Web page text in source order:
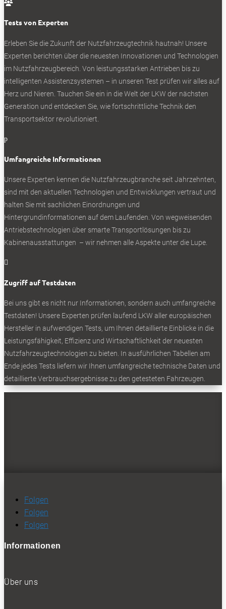
Ich akzeptiere die
SOCIALS
Folgen
Folgen
Folgen
- Werbung -
BELIEBTE NEWS
BELIEBTE TESTS

Tests von Experten
Erleben Sie die Zukunft der Nutzfahrzeugtechnik hautnah! Unsere
Experten berichten über die neuesten Innovationen und Technologien
im Nutzfahrzeugbereich. Von leistungsstarken Antrieben bis zu
intelligenten Assistenzsystemen – in unseren Test prüfen wir alles auf
Herz und Nieren. Tauchen Sie ein in die Welt der LKW der nächsten
Generation und entdecken Sie, wie fortschrittliche Technik den
Transportsektor revolutioniert.
p
Umfangreiche Informationen
Unsere Experten kennen die Nutzfahrzeugbranche seit Jahrzehnten,
sind mit den aktuellen Technologien und Entwicklungen vertraut und
halten Sie mit sachlichen Einordnungen und
Hintergrundinformationen auf dem Laufenden. Von wegweisenden
Antriebstechnologien über smarte Transportlösungen bis zu
Kabinenausstattungen – wir nehmen alle Aspekte unter die Lupe.

Zugriff auf Testdaten
Bei uns gibt es nicht nur Informationen, sondern auch umfangreiche
Testdaten! Unsere Experten prüfen laufend LKW aller europäischen
Hersteller in aufwendigen Tests, um Ihnen detaillierte Einblicke in die
Leistungsfähigkeit, Effizienz und Wirtschaftlichkeit der neuesten
Nutzfahrzeugtechnologien zu bieten. In ausführlichen Tabellen am
Ende jedes Tests liefern wir Ihnen umfangreiche technische Daten und
detaillierte Verbrauchsergebnisse zu den getesteten Fahrzeugen.
Folgen
Folgen
Folgen
Informationen
Über uns